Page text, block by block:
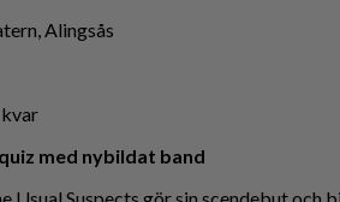
Alingsås
med nybildat band